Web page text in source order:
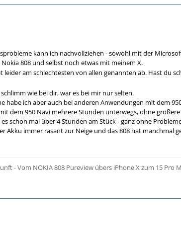
kann ich nachvollziehen - sowohl mit der
Nokia 808 und selbst noch etwas mit meinem X.
leider am schlechtesten von allen genannten ab. Hast du
wie bei dir, war es bei mir nur selten.
habe ich aber auch bei anderen Anwendungen mit dem
dem 950 Navi mehrere Stunden unterwegs, ohne
schon mal über 4 Stunden am Stück - ganz ohne
Akku immer rasant zur Neige und das 808 hat manchmal
- Vom NOKIA 808 Pureview übers iPhone X zum 15 Pro